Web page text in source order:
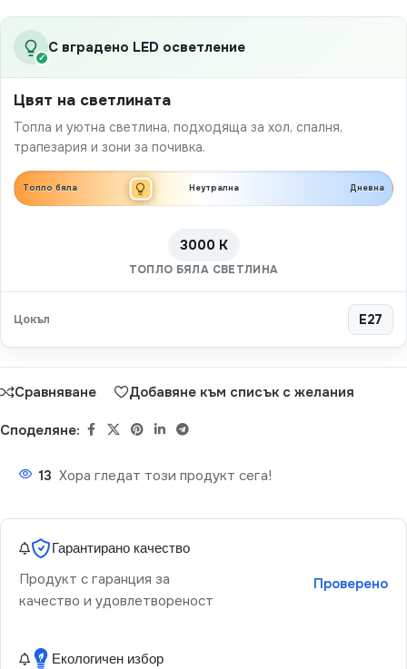
✓
С вградено LED осветление
Цвят на светлината
Топла и уютна светлина, подходяща за хол, спалня,
трапезария и зони за почивка.
Топло бяла Неутрална Дневна
3000 K
ТОПЛО БЯЛА СВЕТЛИНА
Цокъл E27
Сравняване Добавяне към списък с желания
Споделяне:
13 Хора гледат този продукт сега!
Гарантирано качество
Продукт с гаранция за
качество и удовлетвореност
Проверено
Екологичен избор